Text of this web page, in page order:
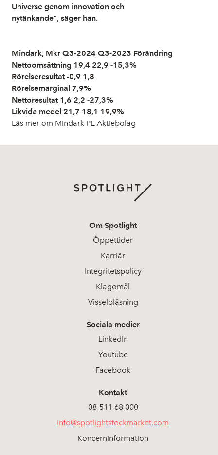
Universe genom innovation och
nytänkande", säger han.
Mindark, Mkr Q3-2024 Q3-2023 Förändring
Nettoomsättning 19,4 22,9 -15,3%
Rörelseresultat -0,9 1,8
Rörelsemarginal 7,9%
Nettoresultat 1,6 2,2 -27,3%
Likvida medel 21,7 18,1 19,9%
Läs mer om Mindark PE Aktiebolag
Om Spotlight
Öppettider
Karriär
Integritetspolicy
Klagomål
Visselblåsning
Sociala medier
LinkedIn
Youtube
Facebook
Kontakt
08-511 68 000
info@spotlightstockmarket.com
Koncerninformation